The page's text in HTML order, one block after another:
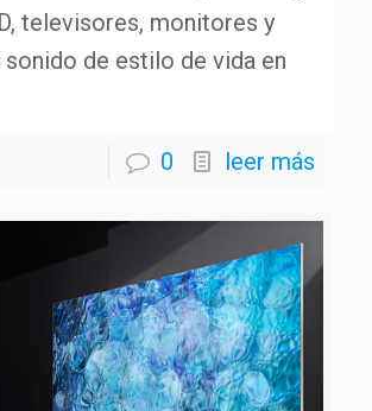
televisores, monitores y
sonido de estilo de vida en
0 leer más